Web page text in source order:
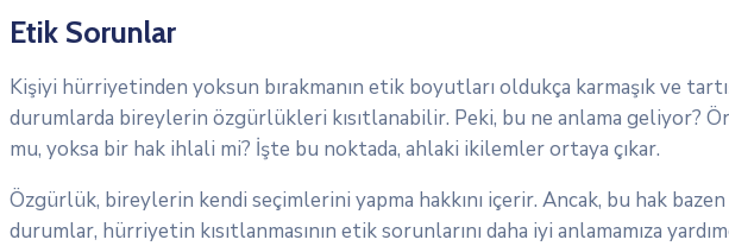
Etik Sorunlar
Kişiyi hürriyetinden yoksun bırakmanın etik boyutları oldukça karmaşık ve
durumlarda bireylerin özgürlükleri kısıtlanabilir. Peki, bu ne anlama geliyor?
mu, yoksa bir hak ihlali mi? İşte bu noktada, ahlaki ikilemler ortaya çıkar.
Özgürlük, bireylerin kendi seçimlerini yapma hakkını içerir. Ancak, bu hak
durumlar, hürriyetin kısıtlanmasının etik sorunlarını daha iyi anlamamıza